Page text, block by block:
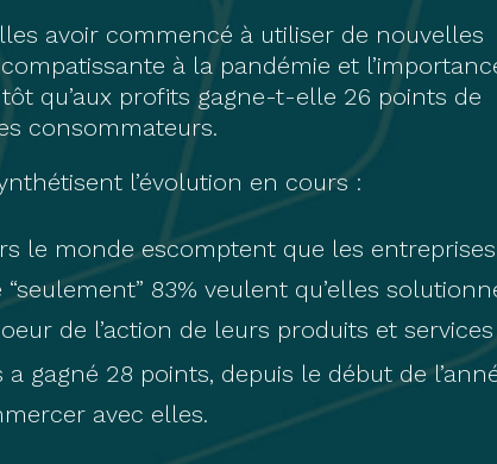
avoir commencé à utiliser de nouvelles
à la pandémie et
qu’aux profits gagne-t-elle 26 points de
consommateurs.
l’évolution en cours :
le monde escomptent que les entreprises
83% veulent qu’elles
de l’action de leurs produits et services
gagné 28 points, depuis le début de
avec elles.